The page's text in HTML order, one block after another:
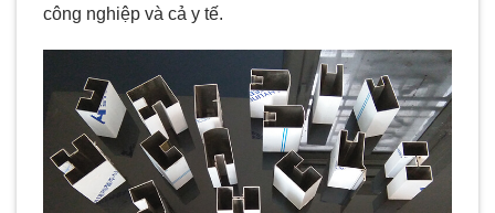
công nghiệp và cả y tế.